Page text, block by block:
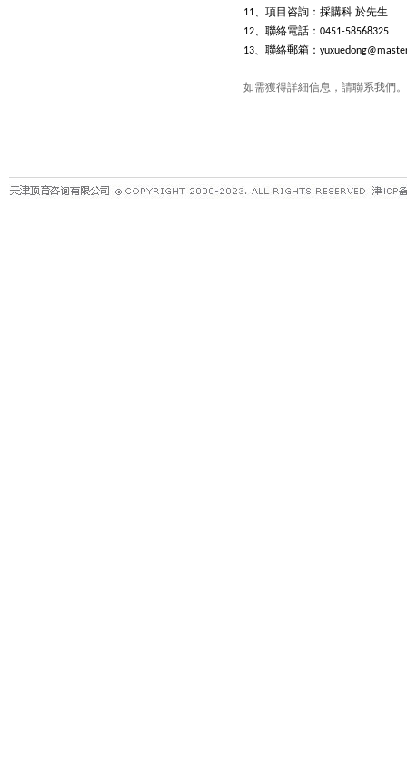
11、項目咨詢：採購科 於先生
12、聯絡電話： 0451-58568325
13、聯絡郵箱：
如需獲得詳細信息，請聯系我們。